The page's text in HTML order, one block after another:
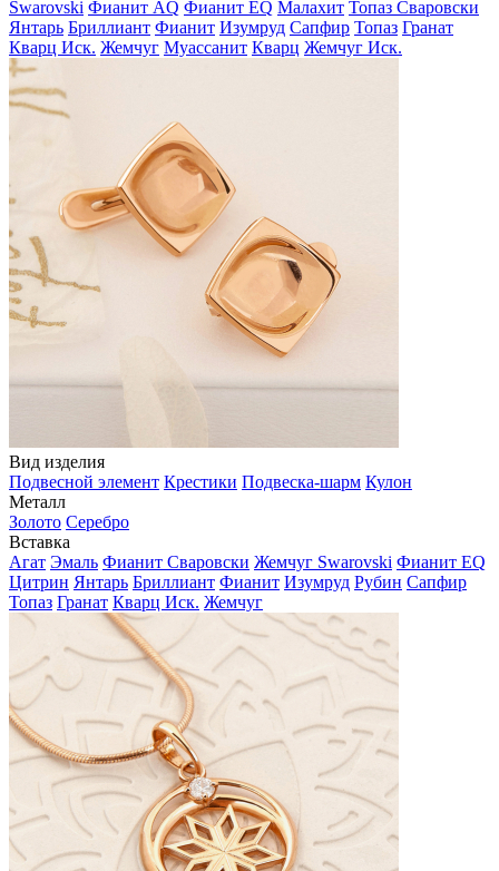
Swarovski Фианит AQ Фианит EQ Малахит Топаз Сваровски
Янтарь Бриллиант Фианит Изумруд Сапфир Топаз Гранат
Кварц Иск. Жемчуг Муассанит Кварц Жемчуг Иск.
Вид изделия
Подвесной элемент Крестики Подвеска-шарм Кулон
Металл
Золото Серебро
Вставка
Агат Эмаль Фианит Сваровски Жемчуг Swarovski Фианит EQ
Цитрин Янтарь Бриллиант Фианит Изумруд Рубин Сапфир
Топаз Гранат Кварц Иск. Жемчуг